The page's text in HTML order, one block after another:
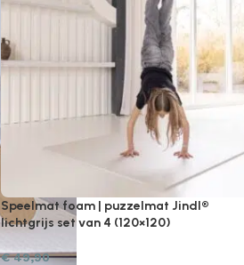
Speelmat foam | puzzelmat Jindl®
lichtgrijs set van 4 (120×120)
€49,90